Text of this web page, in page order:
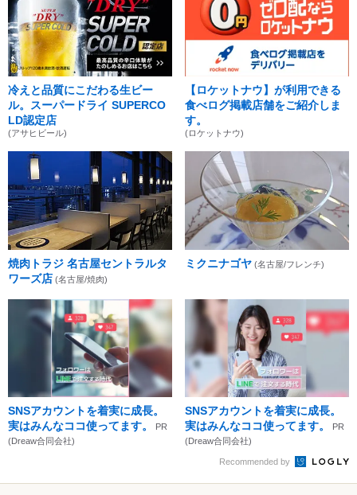
冷えと品質にこだわる生ビー
ル。スーパードライ SUPERCO
LD認定店
(アサヒビール)
【ロケットナウ】が利用できる
食べログ掲載店舗をご紹介しま
す。
(ロケットナウ)
焼肉トラジ 名古屋セントラルタ
ワーズ店 (名古屋/焼肉)
ミクニナゴヤ (名古屋/フレンチ)
SNSアカウントを着実に成長。
実はみんなココ使ってます。
PR
(Dreaw合同会社)
SNSアカウントを着実に成長。
実はみんなココ使ってます。
PR
(Dreaw合同会社)
Recommended by